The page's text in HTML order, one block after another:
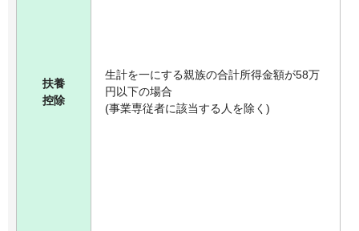
扶養
控除
生計を一にする親族の合計所得金額が58万
円以下の場合
(事業専従者に該当する人を除く)